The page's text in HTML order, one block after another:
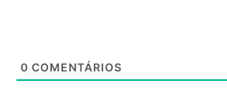
0 COMENTÁRIOS